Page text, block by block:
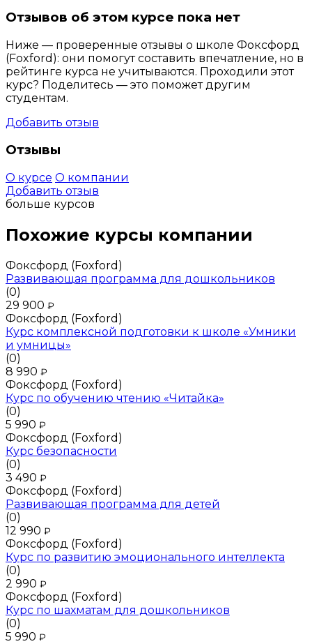
Отзывов об этом курсе пока нет
Ниже — проверенные отзывы о школе Фоксфорд
(Foxford): они помогут составить впечатление, но в
рейтинге курса не учитываются. Проходили этот
курс? Поделитесь — это поможет другим
студентам.
Добавить отзыв
Отзывы
О курсе О компании
Добавить отзыв
больше курсов
Похожие курсы компании
Фоксфорд (Foxford)
Развивающая программа для дошкольников
(0)
29 900 ₽
Фоксфорд (Foxford)
Курс комплексной подготовки к школе «Умники
и умницы»
(0)
8 990 ₽
Фоксфорд (Foxford)
Курс по обучению чтению «Читайка»
(0)
5 990 ₽
Фоксфорд (Foxford)
Курс безопасности
(0)
3 490 ₽
Фоксфорд (Foxford)
Развивающая программа для детей
(0)
12 990 ₽
Фоксфорд (Foxford)
Курс по развитию эмоционального интеллекта
(0)
2 990 ₽
Фоксфорд (Foxford)
Курс по шахматам для дошкольников
(0)
5 990 ₽